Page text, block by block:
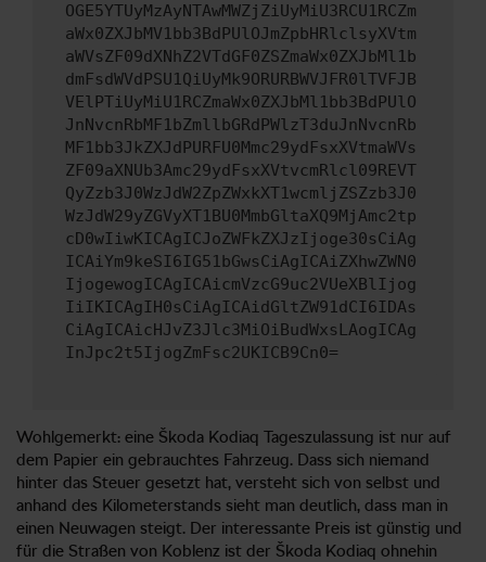
OGE5YTUyMzAyNTAwMWZjZiUyMiU3RCU1RCZm
aWx0ZXJbMV1bb3BdPUlOJmZpbHRlclsyXVtm
aWVsZF09dXNhZ2VTdGF0ZSZmaWx0ZXJbMl1b
dmFsdWVdPSU1QiUyMk9ORURBWVJFR0lTVFJB
VElPTiUyMiU1RCZmaWx0ZXJbMl1bb3BdPUlO
JnNvcnRbMF1bZmllbGRdPWlzT3duJnNvcnRb
MF1bb3JkZXJdPURFU0Mmc29ydFsxXVtmaWVs
ZF09aXNUb3Amc29ydFsxXVtvcmRlcl09REVT
QyZzb3J0WzJdW2ZpZWxkXT1wcmljZSZzb3J0
WzJdW29yZGVyXT1BU0MmbGltaXQ9MjAmc2tp
cD0wIiwKICAgICJoZWFkZXJzIjoge30sCiAg
ICAiYm9keSI6IG51bGwsCiAgICAiZXhwZWN0
IjogewogICAgICAicmVzcG9uc2VUeXBlIjog
IiIKICAgIH0sCiAgICAidGltZW91dCI6IDAs
CiAgICAicHJvZ3Jlc3MiOiBudWxsLAogICAg
InJpc2t5IjogZmFsc2UKICB9Cn0=
Wohlgemerkt: eine Škoda Kodiaq Tageszulassung ist nur auf
dem Papier ein gebrauchtes Fahrzeug. Dass sich niemand
hinter das Steuer gesetzt hat, versteht sich von selbst und
anhand des Kilometerstands sieht man deutlich, dass man in
einen Neuwagen steigt. Der interessante Preis ist günstig und
für die Straßen von Koblenz ist der Škoda Kodiaq ohnehin